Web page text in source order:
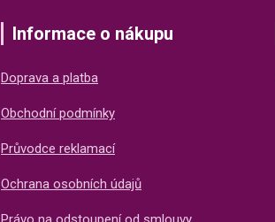
Informace o nákupu
Doprava a platba
Obchodní podmínky
Průvodce reklamací
Ochrana osobních údajů